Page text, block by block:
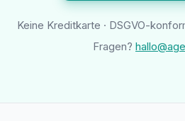
Keine Kreditkarte · DSGVO-
Fragen?